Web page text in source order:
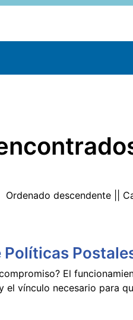
Ordenado descendente ||
Políticas
El
el vínculo necesario para